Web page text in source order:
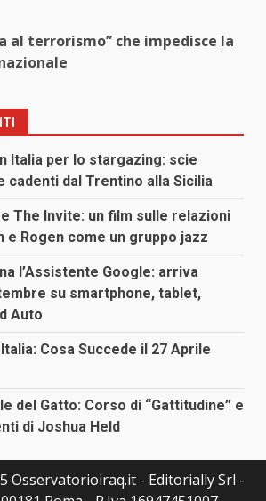
al terrorismo” che impedisce la
Italia per lo stargazing: scie
cadenti dal Trentino alla Sicilia
The Invite: un film sulle relazioni
e Rogen come un gruppo jazz
l’Assistente Google: arriva
su smartphone, tablet,
Auto
Cosa Succede il 27 Aprile
del Gatto: Corso di “Gattitudine” e
di Joshua Held
Osservatorioiraq.it - Editorially Srl -